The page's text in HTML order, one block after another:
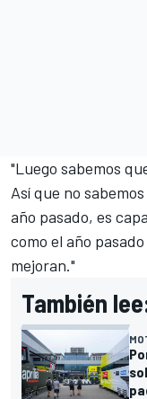
"Luego sabemos
Así que no
año pasado, es
como el año
mejoran."
También